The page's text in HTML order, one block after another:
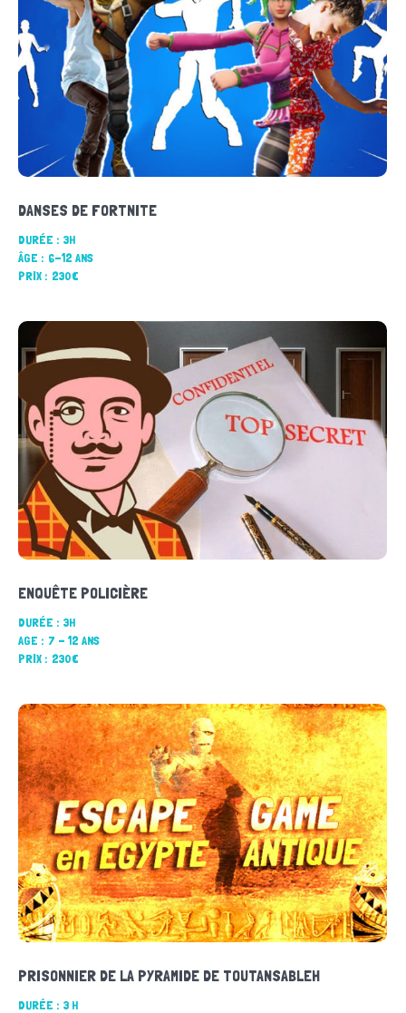
DANSES DE FORTNITE
DURÉE : 3H
ÂGE : 6-12 ANS
PRIX : 230€
ENQUÊTE POLICIÈRE
DURÉE : 3H
AGE : 7 - 12 ANS
PRIX : 230€
PRISONNIER DE LA PYRAMIDE DE TOUTANSABLEH
DURÉE : 3 H